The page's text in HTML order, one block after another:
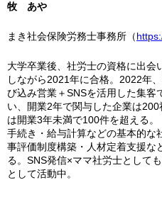
牧 あや
まき社会保険労務士事務所（
大学卒業後、社労士の資格に出会
しながら2021年に合格。2022年
び込み営業＋SNSを活用した集客
い、開業2年で関与した企業は
は開業3年未満で100件を超える。
手続き・給与計算などの基本的な
事評価制度構築・人材定着支援な
る。SNS発信×ママ社労士として
として活動中。